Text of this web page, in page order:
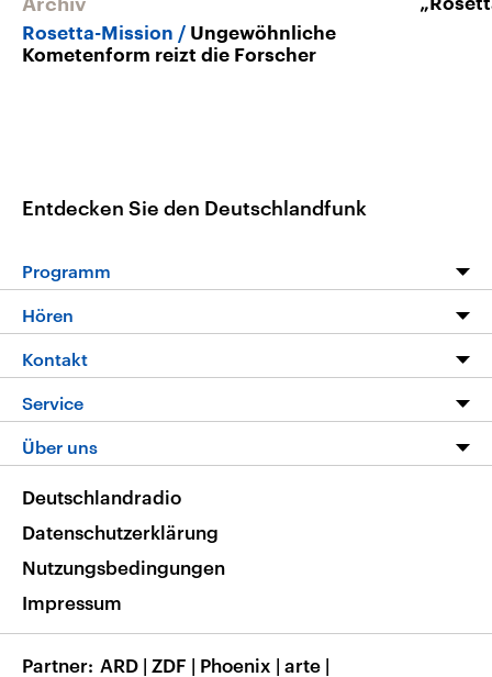
Archiv
Rosetta-Mission
Ungewöhnliche
Kometenform reizt die Forscher
Entdecken Sie den Deutschlandfunk
Programm
Programm
Die Nachrichten
Nachrichtenleicht
Neue Beiträge auf dlf.de
Hören
Livestream
Podcasts
Deutschlandfunk App
Nachrichten App
Frequenzen
Kontakt
Hörerservice
Service
FAQ
Veranstaltungen
Musikliste
RSS
Über uns
Barrierefreiheit
Deutschlandradio
Datenschutzerklärung
Nutzungsbedingungen
Impressum
Partner ARD | ZDF | Phoenix | arte |